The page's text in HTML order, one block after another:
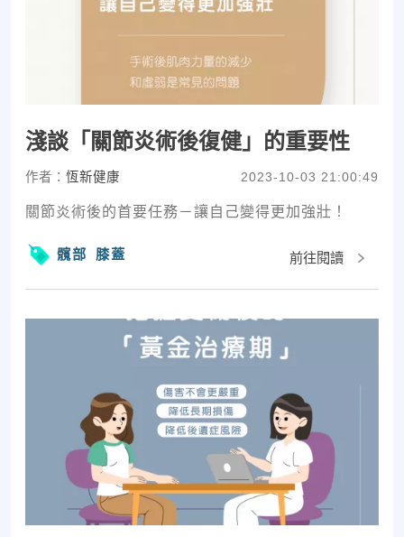
淺談「關節炎術後復健」的重要性
作者： 恆新健康 2023-10-03 21:00:49
關節炎術後的首要任務－讓自己變得更加強壯！
髖部 膝蓋 前往閱讀